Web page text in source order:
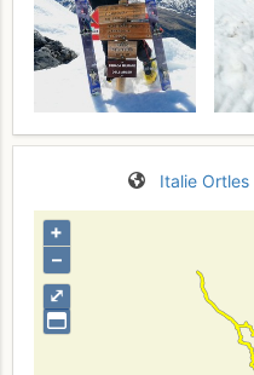
Italie Ortles
⤢
+
–